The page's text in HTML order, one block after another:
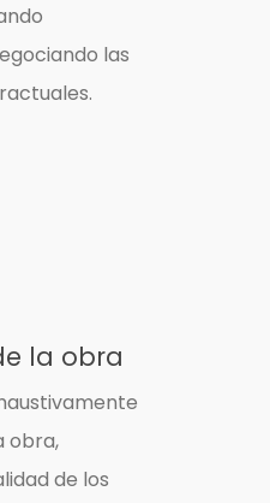
las
la obra
obra,
de los